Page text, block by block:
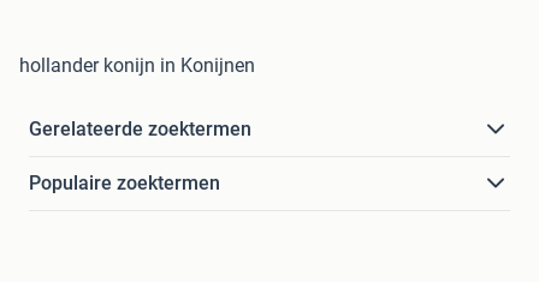
hollander konijn in Konijnen
Gerelateerde zoektermen
Populaire zoektermen